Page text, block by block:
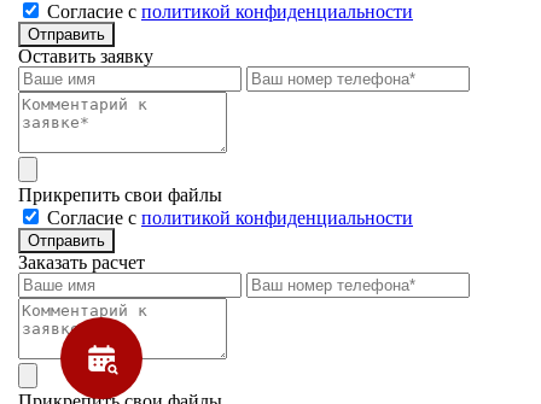
Cогласие с политикой конфиденциальности
Отправить
Оставить заявку
Прикрепить свои файлы
Cогласие с политикой конфиденциальности
Отправить
Заказать расчет